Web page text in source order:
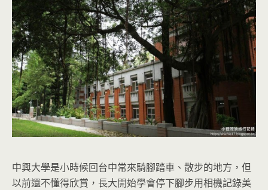
中興大學是小時候回台中常來騎腳踏車、散步的地方，但
以前還不懂得欣賞，長大開始學會停下腳步用相機記錄美